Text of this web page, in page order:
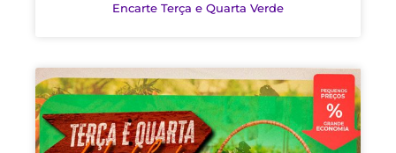
Encarte Terça e Quarta Verde